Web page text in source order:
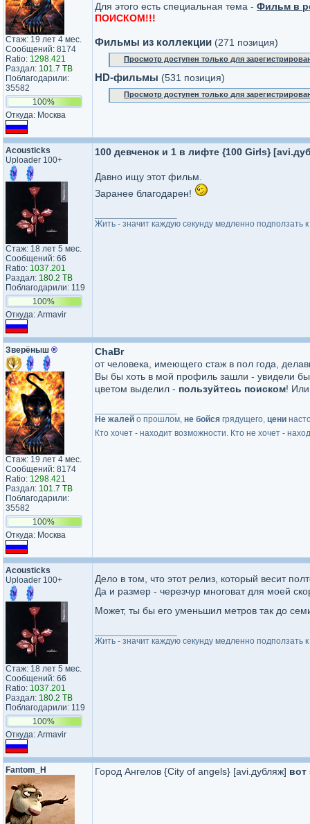
Стаж: 19 лет 4 мес.
Сообщений: 8174
Ratio: 1298.421
Раздал: 101.7 TB
Поблагодарили:
35582
100%
Откуда: Москва
Для этого есть специальная тема - Фильм в
ПОИСКОМ!!!
Фильмы из коллекции (271 позиция)
Просмотр доступен только для
HD-фильмы (531 позиция)
Просмотр доступен только для
Acousticks
Uploader 100+
Стаж: 18 лет 5 мес.
Сообщений: 66
Ratio: 1037.201
Раздал: 180.2 TB
Поблагодарили: 119
100%
Откуда: Armavir
100 девченок и 1 в лифте {100 Girls}
Давно ищу этот фильм.
Заранее благодарен!
Жить - значит каждую секунду медленно подползать
Зверёныш ®
Стаж: 19 лет 4 мес.
Сообщений: 8174
Ratio: 1298.421
Раздал: 101.7 TB
Поблагодарили:
35582
100%
Откуда: Москва
ChaBr
от человека, имеющего стаж в пол года,
Вы бы хоть в мой профиль зашли - увидели
цветом выделил - пользуйтесь поиском!
Не жалей о прошлом, не бойся грядущего, цени
Кто хочет - находит возможности. Кто не хочет -
Acousticks
Uploader 100+
Стаж: 18 лет 5 мес.
Сообщений: 66
Ratio: 1037.201
Раздал: 180.2 TB
Поблагодарили: 119
100%
Откуда: Armavir
Дело в том, что этот релиз, который весит
Да и размер - черезчур многоват для моей
Может, ты бы его уменьшил метров так до
Жить - значит каждую секунду медленно подползать
Fantom_H Город Ангелов {City of angels} [avi.дубляж] вот